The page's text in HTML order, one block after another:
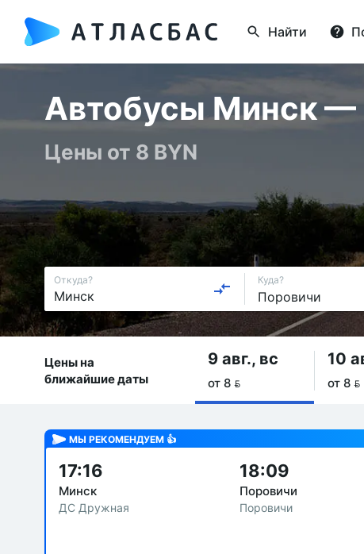
Найти
Автобусы Минск —
Цены от 8 BYN
Откуда? Куда?
Цены на
ближайшие даты
9 авг., вс
от 8 
10
от 8 
МЫ РЕКОМЕНДУЕМ 👍
17:16
Минск
ДС Дружная
18:09
Поровичи
Поровичи